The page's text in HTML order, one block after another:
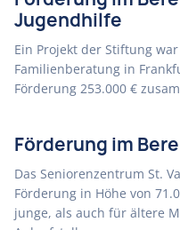
Jugendhilfe
Ein Projekt der Stiftung
Familienberatung in
Förderung 253.000 €
Förderung im
Das Seniorenzentrum St.
Förderung in Höhe von
junge, als auch für ältere